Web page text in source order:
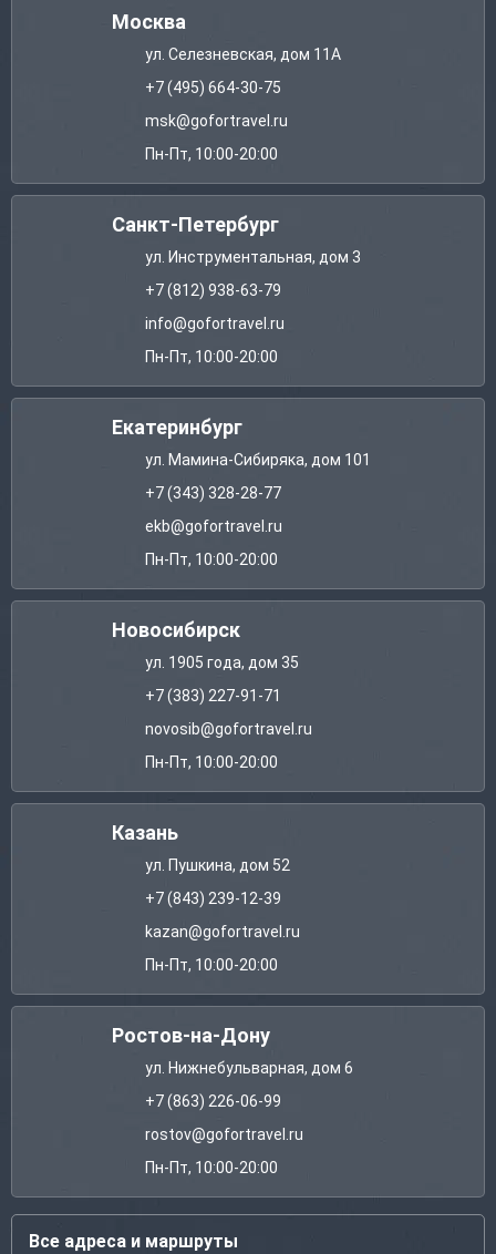
Москва
ул. Селезневская, дом 11А
+7 (495) 664-30-75
msk@gofortravel.ru
Пн-Пт, 10:00-20:00
Санкт-Петербург
ул. Инструментальная, дом 3
+7 (812) 938-63-79
info@gofortravel.ru
Пн-Пт, 10:00-20:00
Екатеринбург
ул. Мамина-Сибиряка, дом 101
+7 (343) 328-28-77
ekb@gofortravel.ru
Пн-Пт, 10:00-20:00
Новосибирск
ул. 1905 года, дом 35
+7 (383) 227-91-71
novosib@gofortravel.ru
Пн-Пт, 10:00-20:00
Казань
ул. Пушкина, дом 52
+7 (843) 239-12-39
kazan@gofortravel.ru
Пн-Пт, 10:00-20:00
Ростов-на-Дону
ул. Нижнебульварная, дом 6
+7 (863) 226-06-99
rostov@gofortravel.ru
Пн-Пт, 10:00-20:00
Все адреса и маршруты